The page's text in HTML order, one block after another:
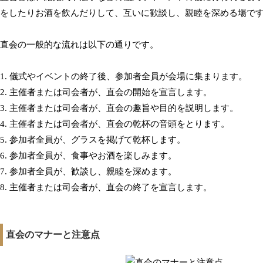
をしたりお酒を飲んだりして、互いに歓談し、親睦を深める場で
直会の一般的な流れは以下の通りです。
1. 儀式やイベントの終了後、参加者全員が会場に集まります。
2. 主催者または司会者が、直会の開始を宣言します。
3. 主催者または司会者が、直会の趣旨や目的を説明します。
4. 主催者または司会者が、直会の乾杯の音頭をとります。
5. 参加者全員が、グラスを掲げて乾杯します。
6. 参加者全員が、食事やお酒を楽しみます。
7. 参加者全員が、歓談し、親睦を深めます。
8. 主催者または司会者が、直会の終了を宣言します。
直会のマナーと注意点